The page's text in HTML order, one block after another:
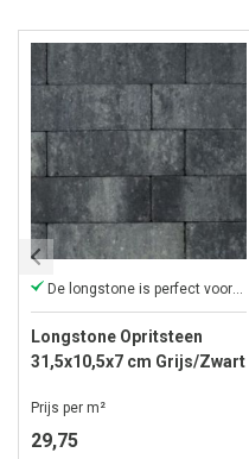
De longstone is perfect voor een oprit!
Longstone Opritsteen
31,5x10,5x7 cm Grijs/Zwart
Prijs per m²
29,75